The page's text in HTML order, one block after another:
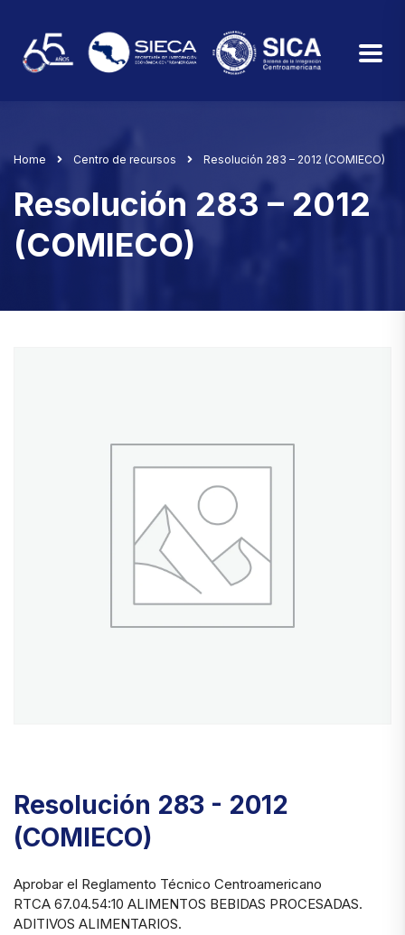
Home Centro de recursos Resolución 283 – 2012 (COMIECO)
Resolución 283 – 2012
(COMIECO)
Resolución 283 - 2012
(COMIECO)
Aprobar el Reglamento Técnico Centroamericano
RTCA 67.04.54:10 ALIMENTOS BEBIDAS PROCESADAS.
ADITIVOS ALIMENTARIOS.